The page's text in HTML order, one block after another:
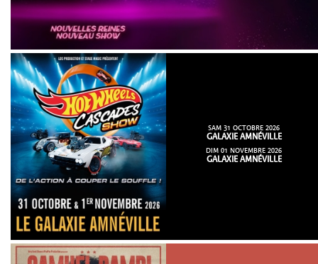
SAM 31 OCTOBRE 2026
GALAXIE AMNÉVILLE
DIM 01 NOVEMBRE 2026
GALAXIE AMNÉVILLE